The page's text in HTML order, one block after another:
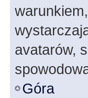
avatarów,
Góra